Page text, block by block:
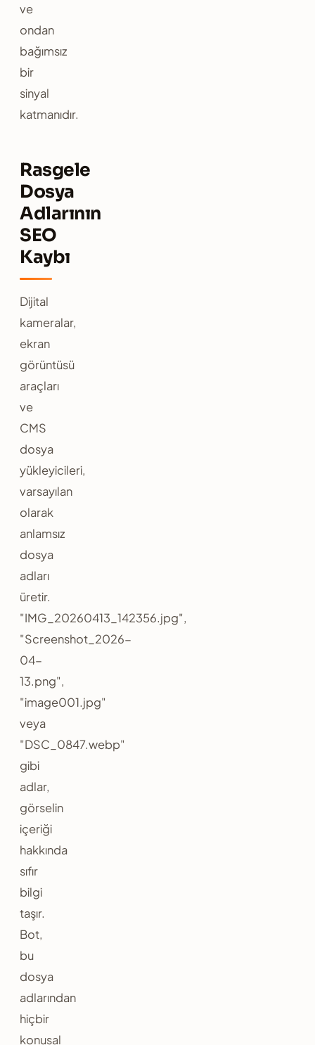
ve
ondan
bağımsız
bir
sinyal
katmanıdır.
Rasgele
Dosya
Adlarının
SEO
Kaybı
Dijital
kameralar,
ekran
görüntüsü
araçları
ve
CMS
dosya
yükleyicileri,
varsayılan
olarak
anlamsız
dosya
adları
üretir.
"IMG_20260413_142356.jpg",
"Screenshot_2026-
04-
13.png",
"image001.jpg"
veya
"DSC_0847.webp"
gibi
adlar,
görselin
içeriği
hakkında
sıfır
bilgi
taşır.
Bot,
bu
dosya
adlarından
hiçbir
konusal